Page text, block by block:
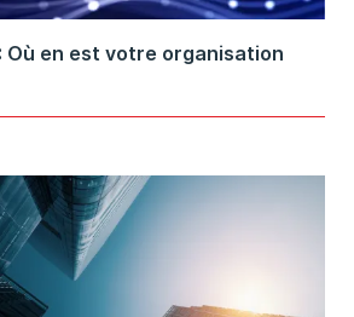
Où en est votre organisation